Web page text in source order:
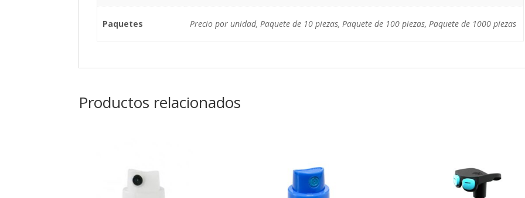
Paquetes Precio por unidad, Paquete de 10 piezas, Paquete de 100 piezas, Paquete de 1000 piezas
Productos relacionados